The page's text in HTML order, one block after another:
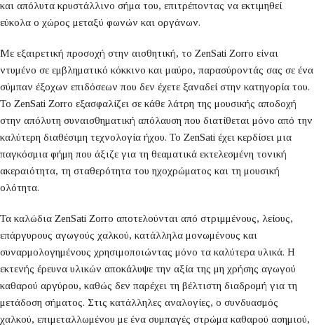
και απόλυτα κρυστάλλινο σήμα του, επιτρέποντας να εκτιμηθεί
εύκολα ο χώρος μεταξύ φωνών και οργάνων.
Με εξαιρετική προσοχή στην αισθητική, το ZenSati Zorro είναι
ντυμένο σε εμβληματικό κόκκινο και μαύρο, παρασύροντάς σας σε ένα
σύμπαν έξοχων επιδόσεων που δεν έχετε ξαναδεί στην κατηγορία του.
Το ZenSati Zorro εξασφαλίζει σε κάθε λάτρη της μουσικής αποδοχή
στην απόλυτη συναισθηματική απόλαυση που διατίθεται μόνο από την
καλύτερη διαθέσιμη τεχνολογία ήχου. Το ZenSati έχει κερδίσει μια
παγκόσμια φήμη που άξιζε για τη θεαματικά εκτελεσμένη τονική
ακεραιότητα, τη σταθερότητα του ηχοχρώματος και τη μουσική
ολότητα.
Τα καλώδια ZenSati Zorro αποτελούνται από στριμμένους, λείους,
επάργυρους αγωγούς χαλκού, κατάλληλα μονωμένους και
συναρμολογημένους χρησιμοποιώντας μόνο τα καλύτερα υλικά. Η
εκτενής έρευνα υλικών αποκάλυψε την αξία της μη χρήσης αγωγού
καθαρού αργύρου, καθώς δεν παρέχει τη βέλτιστη διαδρομή για τη
μετάδοση σήματος. Στις κατάλληλες αναλογίες, ο συνδυασμός
χαλκού, επιμεταλλωμένου με ένα συμπαγές στρώμα καθαρού ασημιού,